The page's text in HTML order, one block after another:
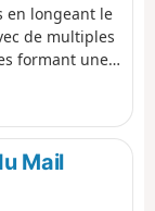
en longeant le
de multiples
formant une
et vous
faisant appel
Mail